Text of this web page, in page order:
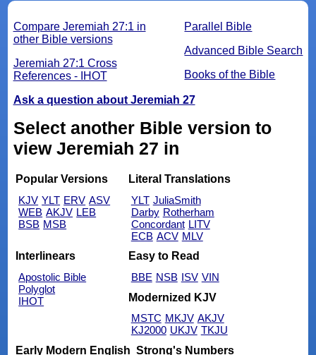
Parallel Bible
Advanced Bible Search
Books of the Bible
Compare Jeremiah 27:1 in
other Bible versions
Jeremiah 27:1 Cross
References - IHOT
Ask a question about Jeremiah 27
Select another Bible version to
view Jeremiah 27 in
Popular Versions
KJV YLT ERV ASV
WEB AKJV LEB
BSB MSB
Literal Translations
YLT JuliaSmith
Darby Rotherham
Concordant LITV
ECB ACV MLV
Interlinears
Apostolic Bible
Polyglot
IHOT
Easy to Read
BBE NSB ISV VIN
Modernized KJV
MSTC MKJV AKJV
KJ2000 UKJV TKJU
Early Modern English Strong's Numbers